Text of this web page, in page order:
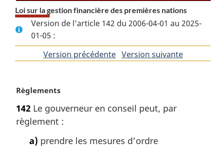
Loi sur la gestion financière des premières nations
Version de l'article 142 du 2006-04-01 au 2025-
01-05 :
Version précédentedeVersion suivantede
N
t
e
Règlements
142 Le gouverneur en conseil peut, par
règlement :
a) prendre les mesures d’ordre